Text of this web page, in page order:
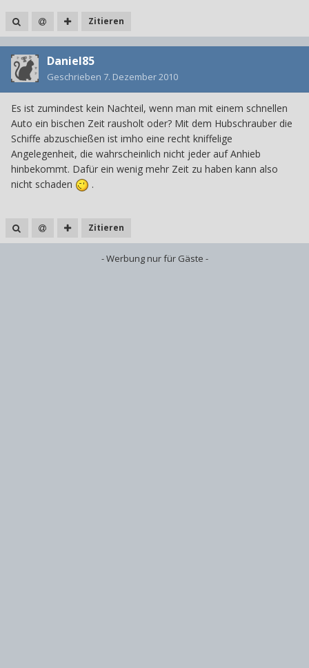
Zitieren
Daniel85
Geschrieben 7. Dezember 2010
Es ist zumindest kein Nachteil, wenn man mit einem schnellen
Auto ein bischen Zeit rausholt oder? Mit dem Hubschrauber die
Schiffe abzuschießen ist imho eine recht kniffelige
Angelegenheit, die wahrscheinlich nicht jeder auf Anhieb
hinbekommt. Dafür ein wenig mehr Zeit zu haben kann also
nicht schaden
.
Zitieren
- Werbung nur für Gäste -